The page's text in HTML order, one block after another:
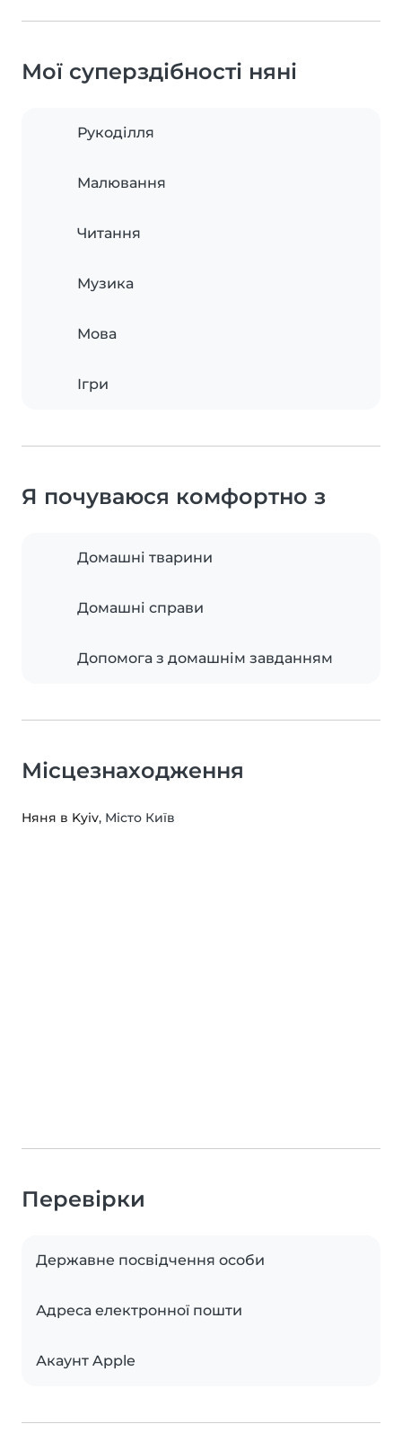
Мої суперздібності няні
Рукоділля
Малювання
Читання
Музика
Мова
Ігри
Я почуваюся комфортно з
Домашні тварини
Домашні справи
Допомога з домашнім завданням
Місцезнаходження
Няня в Kyiv, Місто Київ
Перевірки
Державне посвідчення особи
Адреса електронної пошти
Акаунт Apple